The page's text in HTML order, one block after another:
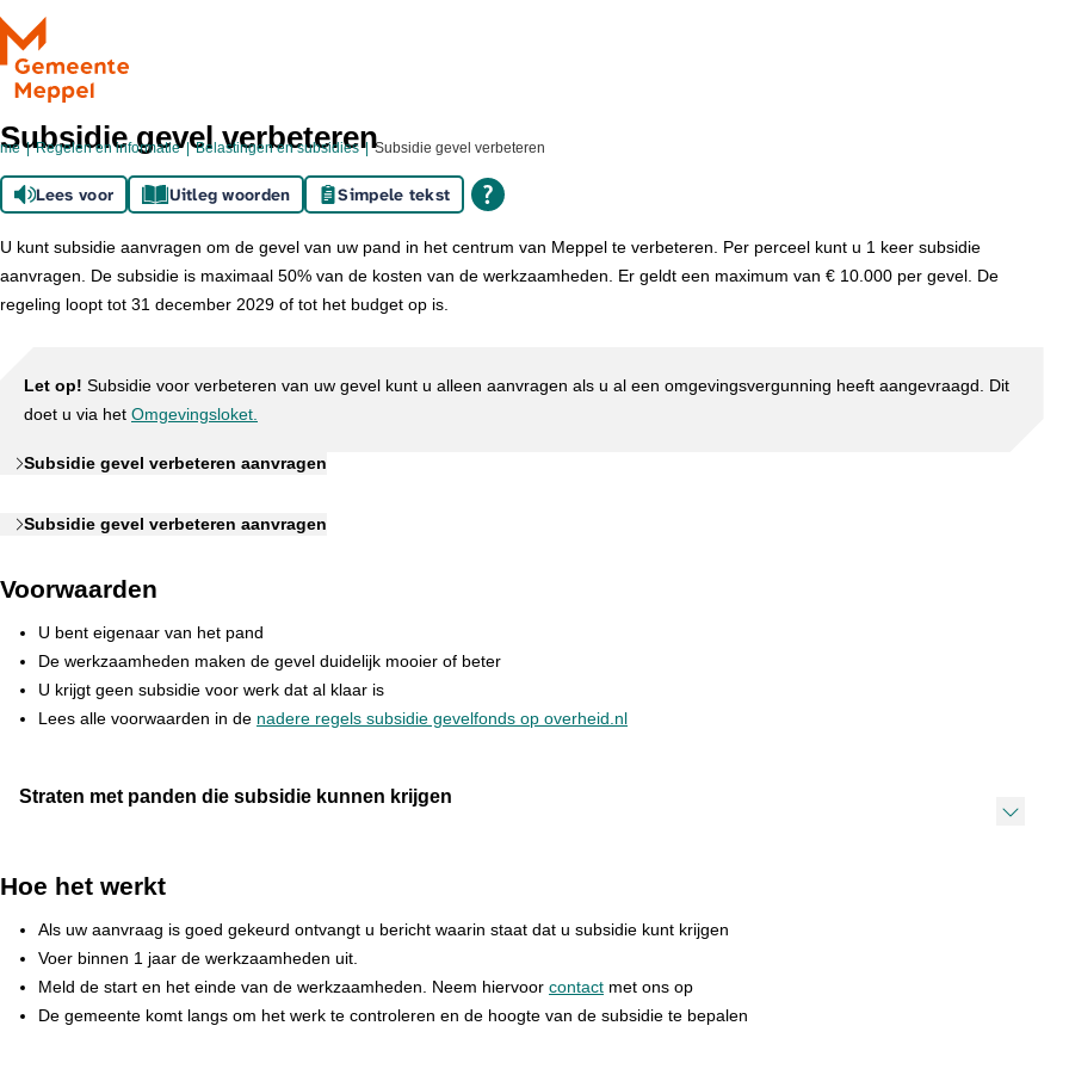
Ga naar de inhoud
Regelen en informatie Belastingen en subsidies Subsidie gevel verbeteren
Subsidie gevel verbeteren
Lees voor Uitleg woorden Simpele tekst
U kunt subsidie aanvragen om de gevel van uw pand in het centrum van Meppel te verbeteren. Per perceel kunt u 1 keer subsidie
aanvragen. De subsidie is maximaal 50% van de kosten van de werkzaamheden. Er geldt een maximum van € 10.000 per gevel. De
regeling loopt tot 31 december 2029 of tot het budget op is.
Let op! Subsidie voor verbeteren van uw gevel kunt u alleen aanvragen als u al een omgevingsvergunning heeft aangevraagd. Dit
doet u via het Omgevingsloket.
Subsidie gevel verbeteren aanvragen
Subsidie gevel verbeteren aanvragen
Voorwaarden
U bent eigenaar van het pand
De werkzaamheden maken de gevel duidelijk mooier of beter
U krijgt geen subsidie voor werk dat al klaar is
Lees alle voorwaarden in de nadere regels subsidie gevelfonds op overheid.nl
Straten met panden die subsidie kunnen krijgen
Hoe het werkt
Als uw aanvraag is goed gekeurd ontvangt u bericht waarin staat dat u subsidie kunt krijgen
Voer binnen 1 jaar de werkzaamheden uit.
Meld de start en het einde van de werkzaamheden. Neem hiervoor contact met ons op
De gemeente komt langs om het werk te controleren en de hoogte van de subsidie te bepalen